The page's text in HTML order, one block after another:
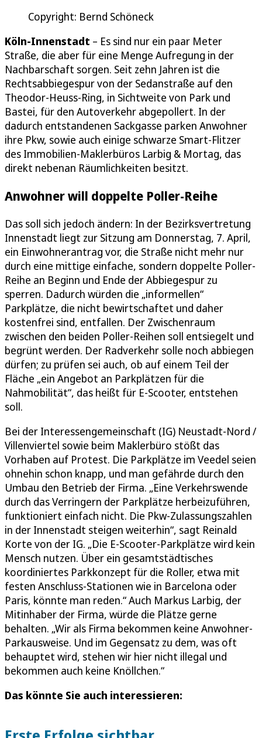
Copyright: Bernd Schöneck
Köln-Innenstadt – Es sind nur ein paar Meter
Straße, die aber für eine Menge Aufregung in der
Nachbarschaft sorgen. Seit zehn Jahren ist die
Rechtsabbiegespur von der Sedanstraße auf den
Theodor-Heuss-Ring, in Sichtweite von Park und
Bastei, für den Autoverkehr abgepollert. In der
dadurch entstandenen Sackgasse parken Anwohner
ihre Pkw, sowie auch einige schwarze Smart-Flitzer
des Immobilien-Maklerbüros Larbig & Mortag, das
direkt nebenan Räumlichkeiten besitzt.
Anwohner will doppelte Poller-Reihe
Das soll sich jedoch ändern: In der Bezirksvertretung
Innenstadt liegt zur Sitzung am Donnerstag, 7. April,
ein Einwohnerantrag vor, die Straße nicht mehr nur
durch eine mittige einfache, sondern doppelte Poller-
Reihe an Beginn und Ende der Abbiegespur zu
sperren. Dadurch würden die „informellen“
Parkplätze, die nicht bewirtschaftet und daher
kostenfrei sind, entfallen. Der Zwischenraum
zwischen den beiden Poller-Reihen soll entsiegelt und
begrünt werden. Der Radverkehr solle noch abbiegen
dürfen; zu prüfen sei auch, ob auf einem Teil der
Fläche „ein Angebot an Parkplätzen für die
Nahmobilität“, das heißt für E-Scooter, entstehen
soll.
Bei der Interessengemeinschaft (IG) Neustadt-Nord /
Villenviertel sowie beim Maklerbüro stößt das
Vorhaben auf Protest. Die Parkplätze im Veedel seien
ohnehin schon knapp, und man gefährde durch den
Umbau den Betrieb der Firma. „Eine Verkehrswende
durch das Verringern der Parkplätze herbeizuführen,
funktioniert einfach nicht. Die Pkw-Zulassungszahlen
in der Innenstadt steigen weiterhin“, sagt Reinald
Korte von der IG. „Die E-Scooter-Parkplätze wird kein
Mensch nutzen. Über ein gesamtstädtisches
koordiniertes Parkkonzept für die Roller, etwa mit
festen Anschluss-Stationen wie in Barcelona oder
Paris, könnte man reden.“ Auch Markus Larbig, der
Mitinhaber der Firma, würde die Plätze gerne
behalten. „Wir als Firma bekommen keine Anwohner-
Parkausweise. Und im Gegensatz zu dem, was oft
behauptet wird, stehen wir hier nicht illegal und
bekommen auch keine Knöllchen.“
Das könnte Sie auch interessieren: